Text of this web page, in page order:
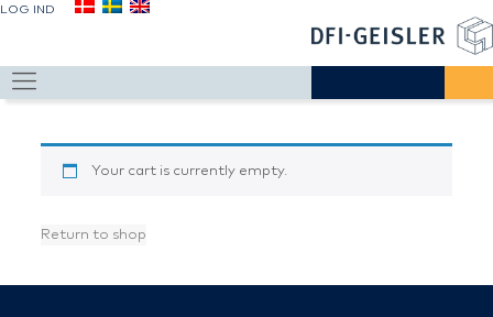
LOG IND
Your cart is currently empty.
Return to shop